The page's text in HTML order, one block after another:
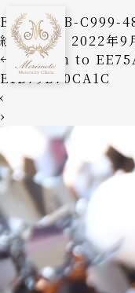
EE75A20B-C999-
絵美森本
2022年9
←
Return to
E1B79B70CA1C
‹
›